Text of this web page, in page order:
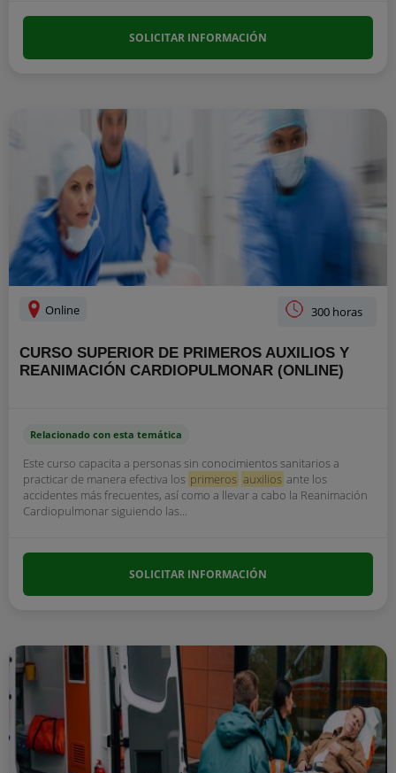
SOLICITAR INFORMACIÓN
Online 300 horas
CURSO SUPERIOR DE PRIMEROS AUXILIOS Y
REANIMACIÓN CARDIOPULMONAR (ONLINE)
Relacionado con esta temática
Este curso capacita a personas sin conocimientos sanitarios a
practicar de manera efectiva los primeros auxilios ante los
accidentes más frecuentes, así como a llevar a cabo la Reanimación
Cardiopulmonar siguiendo las...
SOLICITAR INFORMACIÓN